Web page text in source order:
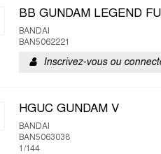
BB GUNDAM LEGEND
BANDAI
BAN5062221
Inscrivez-vous ou
HGUC GUNDAM V
BANDAI
BAN5063038
1/144